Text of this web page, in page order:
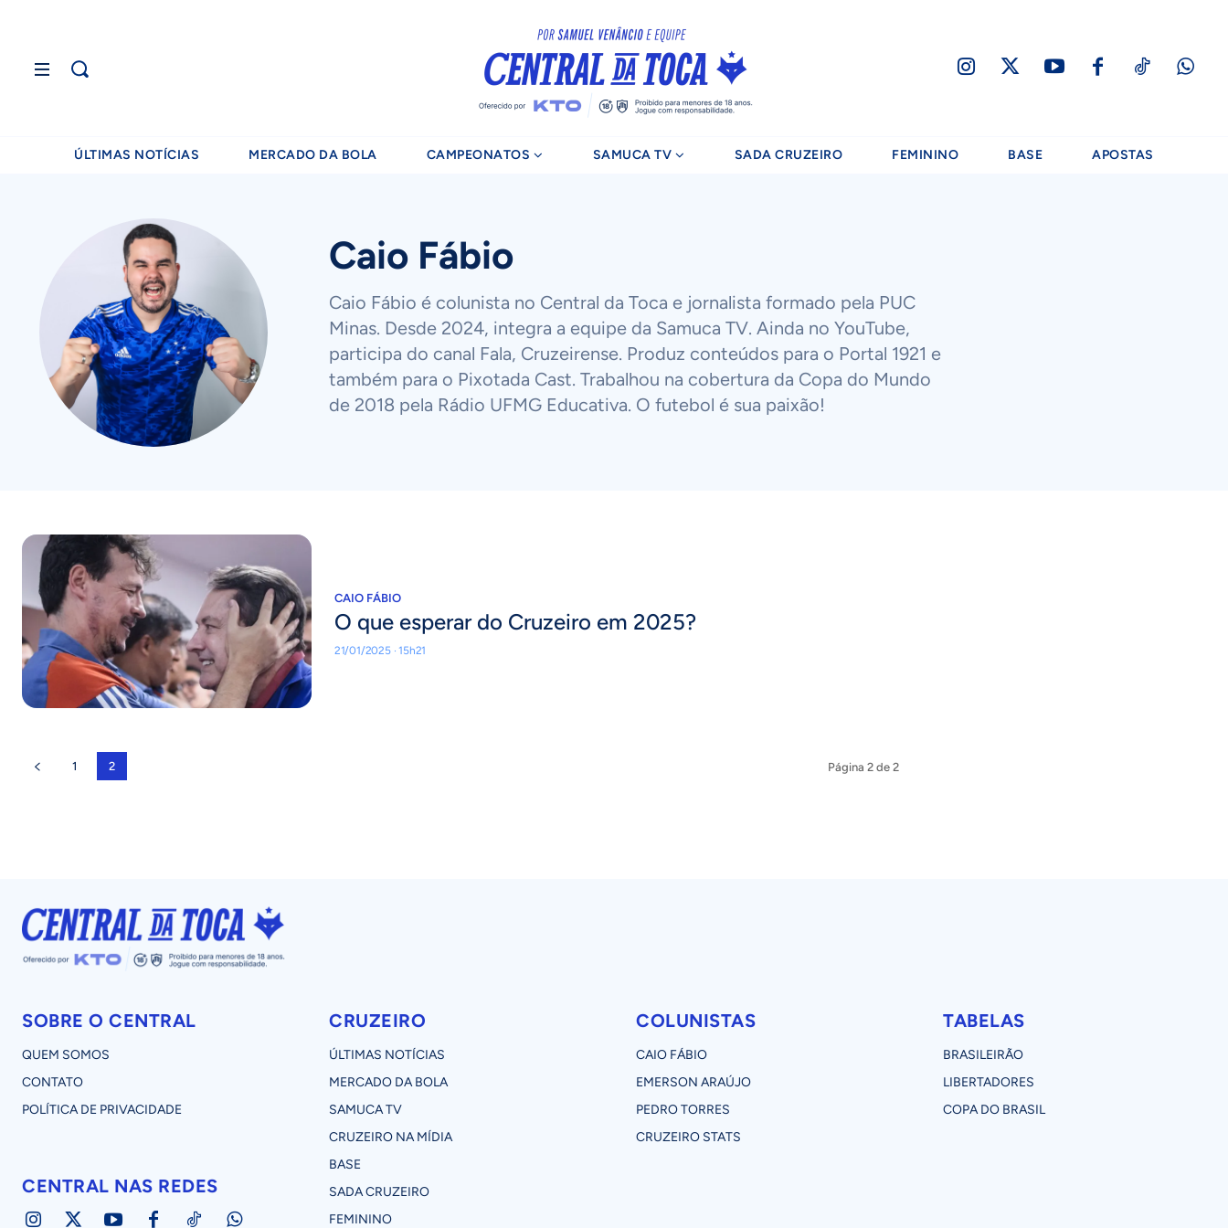
ÚLTIMAS NOTÍCIAS MERCADO DA BOLA CAMPEONATOS SAMUCA TV SADA CRUZEIRO FEMININO BASE APOSTAS
Caio Fábio
Caio Fábio é colunista no Central da Toca e jornalista formado pela PUC
Minas. Desde 2024, integra a equipe da Samuca TV. Ainda no YouTube,
participa do canal Fala, Cruzeirense. Produz conteúdos para o Portal 1921 e
também para o Pixotada Cast. Trabalhou na cobertura da Copa do Mundo
de 2018 pela Rádio UFMG Educativa. O futebol é sua paixão!
CAIO FÁBIO
O que esperar do Cruzeiro em 2025?
21/01/2025 · 15h21
1 2 Página 2 de 2
SOBRE O CENTRAL
QUEM SOMOS
CONTATO
POLÍTICA DE PRIVACIDADE
CENTRAL NAS REDES
CRUZEIRO
ÚLTIMAS NOTÍCIAS
MERCADO DA BOLA
SAMUCA TV
CRUZEIRO NA MÍDIA
BASE
SADA CRUZEIRO
FEMININO
COLUNISTAS
CAIO FÁBIO
EMERSON ARAÚJO
PEDRO TORRES
CRUZEIRO STATS
TABELAS
BRASILEIRÃO
LIBERTADORES
COPA DO BRASIL